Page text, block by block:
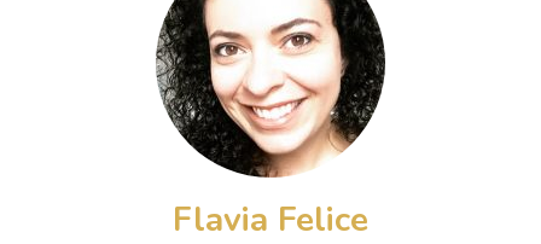
Flavia Felice